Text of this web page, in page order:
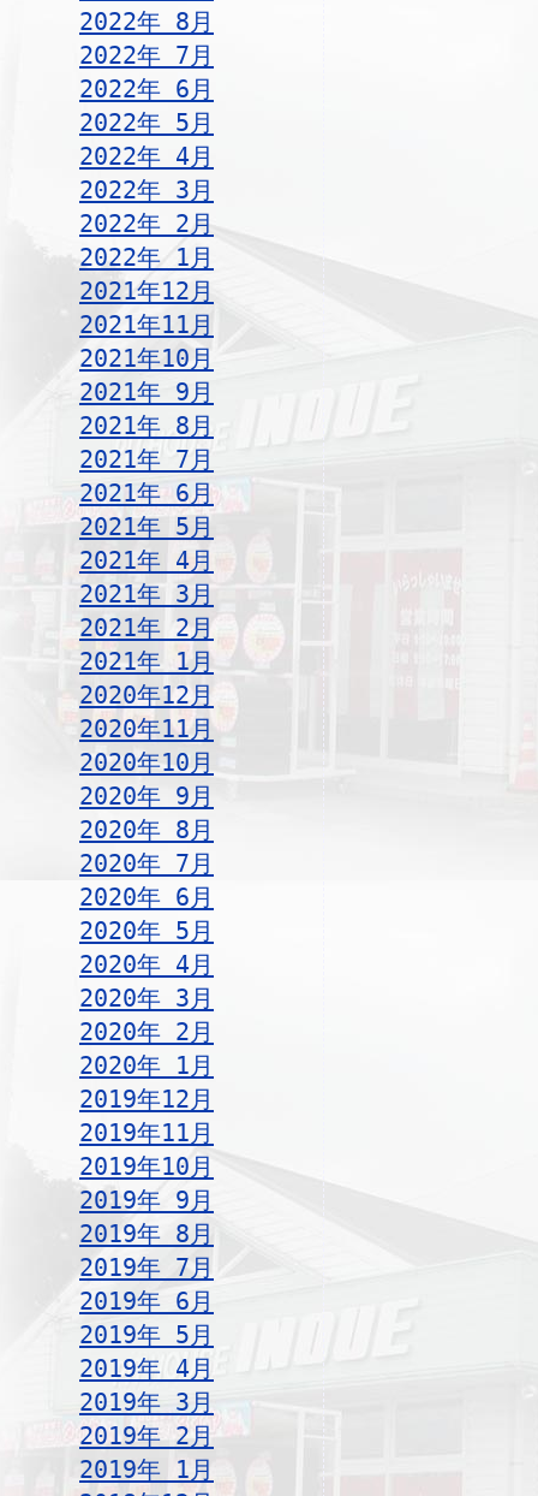
2022年 8月
2022年 7月
2022年 6月
2022年 5月
2022年 4月
2022年 3月
2022年 2月
2022年 1月
2021年12月
2021年11月
2021年10月
2021年 9月
2021年 8月
2021年 7月
2021年 6月
2021年 5月
2021年 4月
2021年 3月
2021年 2月
2021年 1月
2020年12月
2020年11月
2020年10月
2020年 9月
2020年 8月
2020年 7月
2020年 6月
2020年 5月
2020年 4月
2020年 3月
2020年 2月
2020年 1月
2019年12月
2019年11月
2019年10月
2019年 9月
2019年 8月
2019年 7月
2019年 6月
2019年 5月
2019年 4月
2019年 3月
2019年 2月
2019年 1月